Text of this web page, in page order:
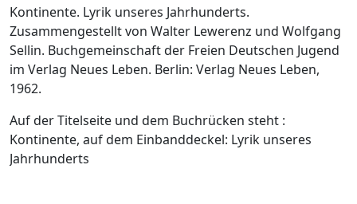
Kontinente. Lyrik unseres Jahrhunderts.
Zusammengestellt von Walter Lewerenz und Wolfgang
Sellin. Buchgemeinschaft der Freien Deutschen Jugend
im Verlag Neues Leben. Berlin: Verlag Neues Leben,
1962.
Auf der Titelseite und dem Buchrücken steht :
Kontinente, auf dem Einbanddeckel: Lyrik unseres
Jahrhunderts